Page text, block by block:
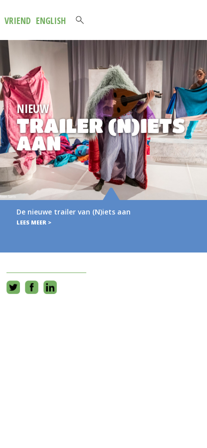
VRIEND ENGLISH
NIEUW
TRAILER (N)IETS
AAN
De nieuwe trailer van (N)iets aan
LEES MEER >